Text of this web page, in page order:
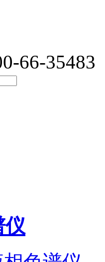
66-35483
仪